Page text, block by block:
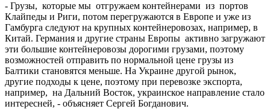
- Грузы, которые мы отгружаем контейнерами из портов
Клайпеды и Риги, потом перегружаются в Европе и уже из
Гамбурга следуют на крупных контейнеровозах, например, в
Китай. Германия и другие страны Европы активно загружают
эти большие контейнеровозы дорогими грузами, поэтому
возможностей отправить по нормальной цене грузы из
Балтики становятся меньше. На Украине другой рынок,
другие подходы к цене, поэтому при перевозке экспорта,
например, на Дальний Восток, украинское направление стало
интересней, - объясняет Сергей Богданович.